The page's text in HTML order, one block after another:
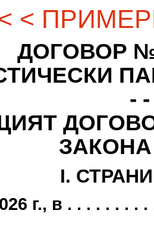
<
ДОГОВОР №
-
I.
г., в . . . . . . . .